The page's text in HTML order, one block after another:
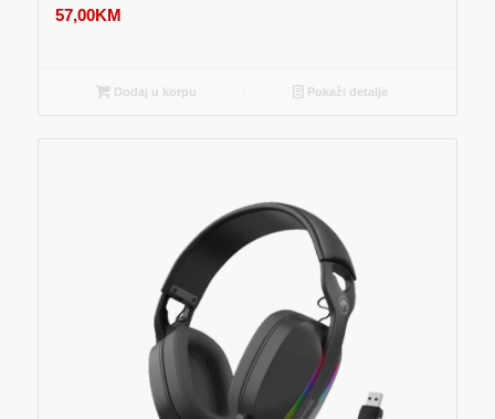
57,00KM
Dodaj u korpu Pokaži detalje